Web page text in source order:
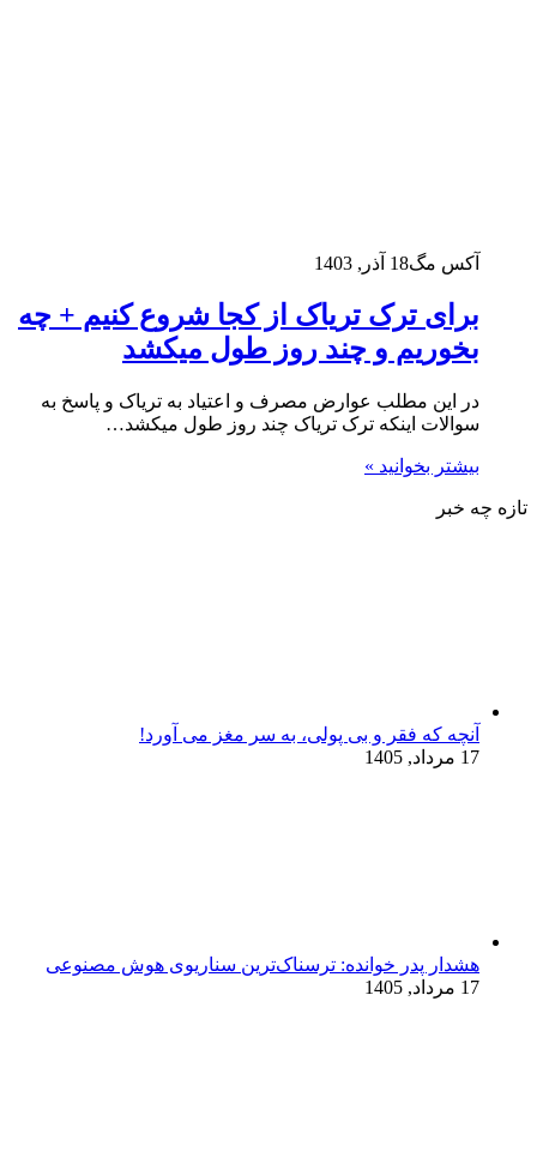
آکس مگ18 آذر, 1403
برای ترک تریاک از کجا شروع کنیم + چه
بخوریم و چند روز طول میکشد
در این مطلب عوارض مصرف و اعتیاد به تریاک و پاسخ به
سوالات اینکه ترک تریاک چند روز طول میکشد…
بیشتر بخوانید »
تازه چه خبر
آنچه که فقر و بی‌ پولی، به سر مغز می‌ آورد!
17 مرداد, 1405
هشدار پدر خوانده: ترسناک‌ترین سناریوی هوش مصنوعی
17 مرداد, 1405